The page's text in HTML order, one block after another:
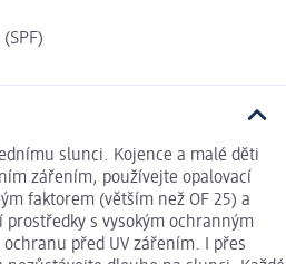
slunci. Kojence a malé děti
zářením, používejte opalovací
faktorem (větším než OF 25) a
prostředky s vysokým ochranným
před UV zářením. I přes